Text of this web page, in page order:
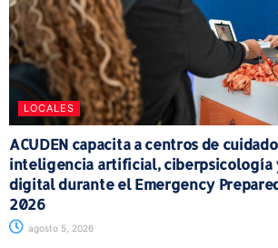
LOCALES
ACUDEN capacita a centros de
inteligencia artificial, ciberpsicología
digital durante el Emergency
2026
agosto 5, 2026